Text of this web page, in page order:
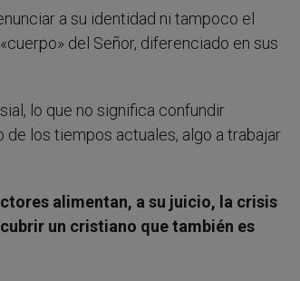
a su identidad ni tampoco el
del Señor, diferenciado en sus
lo que no significa confundir
de los tiempos actuales, algo a trabajar
alimentan, a su juicio, la crisis
un cristiano que también es